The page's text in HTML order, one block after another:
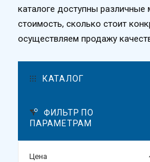
каталоге доступны различные
стоимость, сколько стоит
осуществляем продажу
КАТАЛОГ
ФИЛЬТР ПО
ПАРАМЕТРАМ
Цена